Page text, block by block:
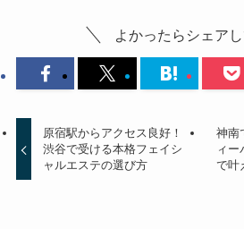
よかったらシェアし
原宿駅からアクセス良好！
渋谷で受ける本格フェイシ
ャルエステの選び方
神南
ィー
で叶